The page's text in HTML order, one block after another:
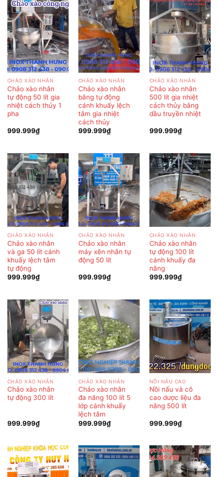
CHẢO XÀO NHÂN
Chảo xào nhân
tự động 50 lít gia
nhiệt cách thủy 1
pha
999.999₫
CHẢO XÀO NHÂN
Chảo xào nhân
bằng tự động
cánh khuấy lệch
tâm gia nhiệt
cách thủy
999.999₫
CHẢO XÀO NHÂN
Chảo xào nhân
500 lít gia nhiệt
cách thủy bằng
dầu truyền nhiệt
999.999₫
CHẢO XÀO NHÂN
Chảo xào nhân
và ga 50 lít cánh
khuấy lệch tâm
tự động
999.999₫
CHẢO XÀO NHÂN
Chảo xào nhân
máy xên nhân tự
động 50 lít
999.999₫
CHẢO XÀO NHÂN
Chảo xào nhân
tự động 100 lít
cánh khuấy đa
năng
999.999₫
CHẢO XÀO NHÂN
Chảo xào nhân
tự động 300 lít
999.999₫
CHẢO XÀO NHÂN
Chảo xào nhân
đa năng 100 lít 5
lớp cánh khuấy
lệch tâm
999.999₫
NỒI NẤU CAO
Nồi nấu và cô
cao dược liệu đa
năng 500 lít
999.999₫